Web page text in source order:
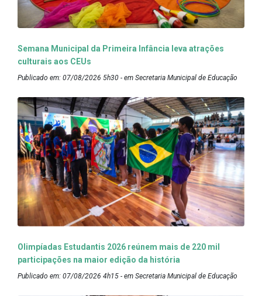
Semana Municipal da Primeira Infância leva atrações
culturais aos CEUs
Publicado em: 07/08/2026 5h30 - em Secretaria Municipal de Educação
Olimpíadas Estudantis 2026 reúnem mais de 220 mil
participações na maior edição da história
Publicado em: 07/08/2026 4h15 - em Secretaria Municipal de Educação